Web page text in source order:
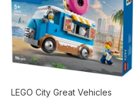
LEGO City Great Vehicles